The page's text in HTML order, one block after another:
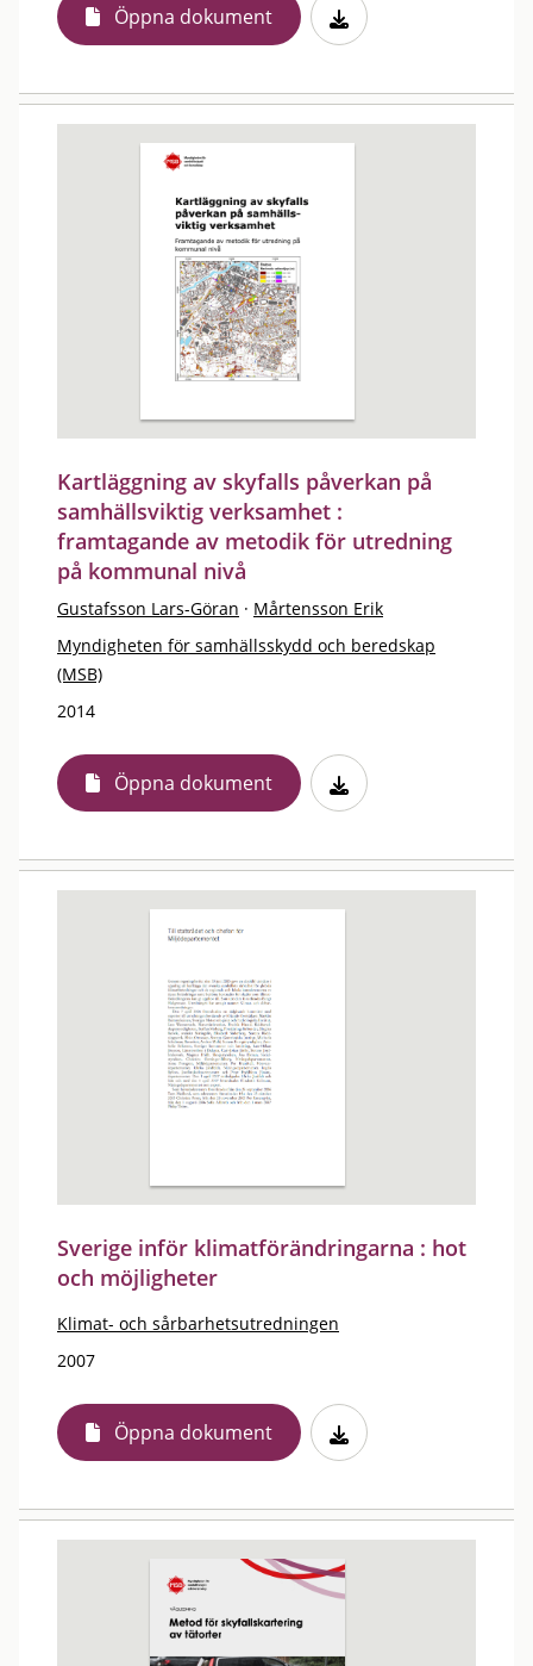
Öppna dokument
Kartläggning av skyfalls påverkan på
samhällsviktig verksamhet :
framtagande av metodik för utredning
på kommunal nivå
Gustafsson Lars-Göran · Mårtensson Erik
Myndigheten för samhällsskydd och beredskap
(MSB)
2014
Öppna dokument
Sverige inför klimatförändringarna : hot
och möjligheter
Klimat- och sårbarhetsutredningen
2007
Öppna dokument